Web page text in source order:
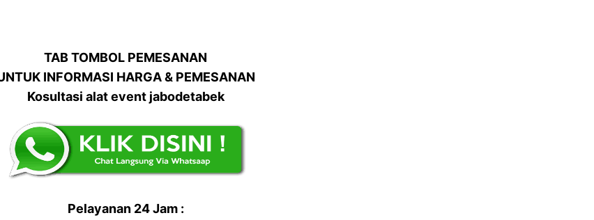
TAB TOMBOL PEMESANAN
INFORMASI HARGA & PEMESANAN
Kosultasi alat event jabodetabek
Pelayanan 24 Jam :